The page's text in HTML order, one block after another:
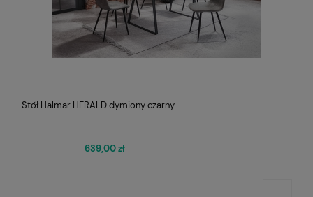
Stół Halmar HERALD dymiony czarny
639,00 zł